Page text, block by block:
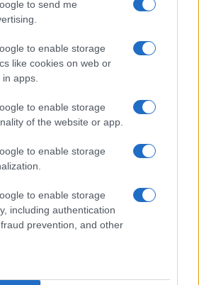
to send me
to enable storage
like cookies on web or
apps.
to enable storage
of the website or app.
to enable storage
to enable storage
including authentication
prevention, and other
pripravljajo sprejem
košarkarjev
(FOTO) Kava pri Lourdes trikrat
nagrajena: Znani so
zmagovalci festivala SHOTS v